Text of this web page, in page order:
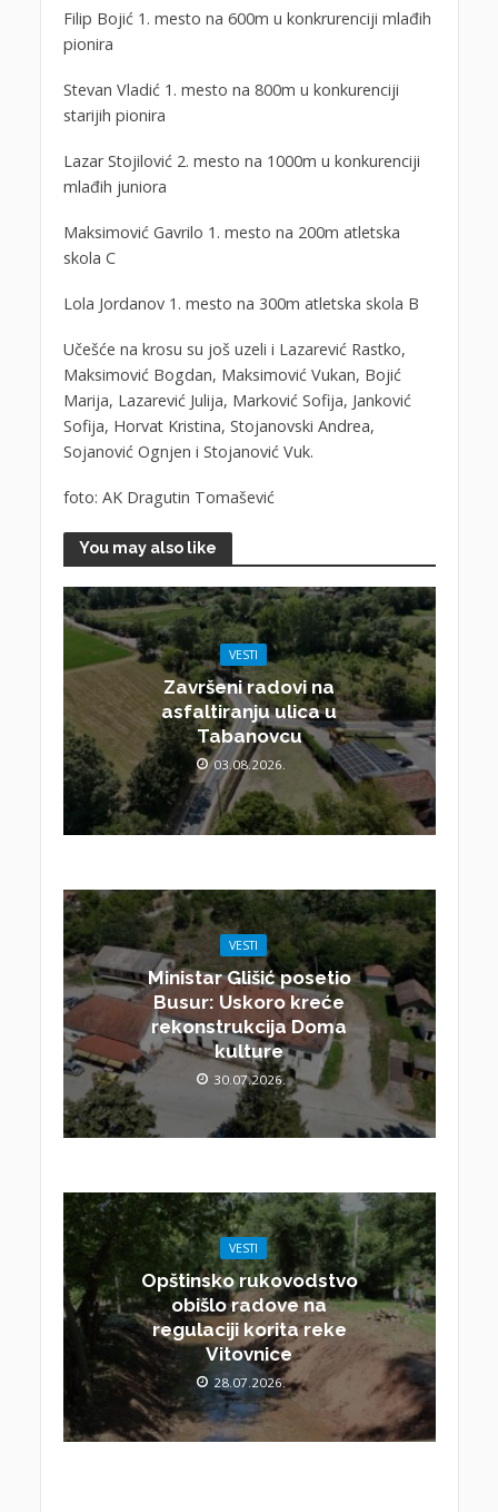
Filip Bojić 1. mesto na 600m u konkrurenciji mlađih
pionira
Stevan Vladić 1. mesto na 800m u konkurenciji
starijih pionira
Lazar Stojilović 2. mesto na 1000m u konkurenciji
mlađih juniora
Maksimović Gavrilo 1. mesto na 200m atletska
skola C
Lola Jordanov 1. mesto na 300m atletska skola B
Učešće na krosu su još uzeli i Lazarević Rastko,
Maksimović Bogdan, Maksimović Vukan, Bojić
Marija, Lazarević Julija, Marković Sofija, Janković
Sofija, Horvat Kristina, Stojanovski Andrea,
Sojanović Ognjen i Stojanović Vuk.
foto: AK Dragutin Tomašević
You may also like
VESTI
Završeni radovi na
asfaltiranju ulica u
Tabanovcu
03.08.2026.
VESTI
Ministar Glišić posetio
Busur: Uskoro kreće
rekonstrukcija Doma
kulture
30.07.2026.
VESTI
Opštinsko rukovodstvo
obišlo radove na
regulaciji korita reke
Vitovnice
28.07.2026.